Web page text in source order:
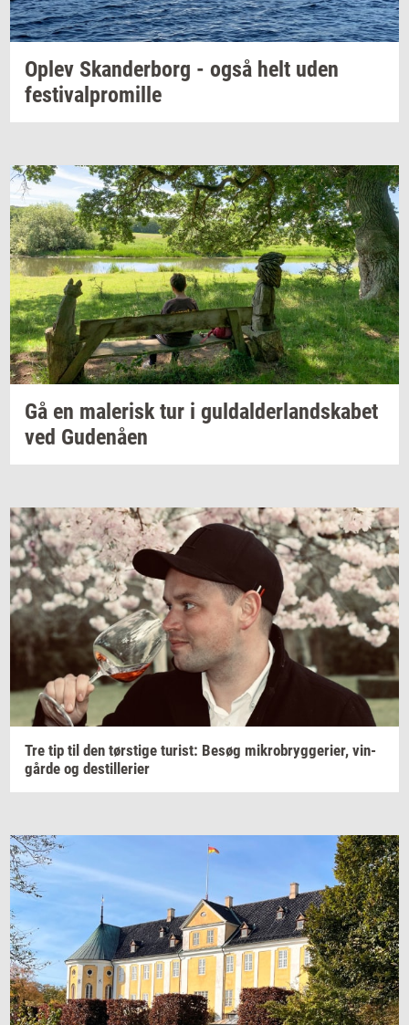
Oplev Skan­der­borg - også helt uden
festi­val­pro­mil­le
Gå en ma­le­risktur i gul­dal­der­land­ska­bet
ved Gu­denå­en
Tre tip til den tørsti­ge turist: Besøg mi­kro­bryg­ge­ri­er, vin­
går­de og destil­le­ri­er